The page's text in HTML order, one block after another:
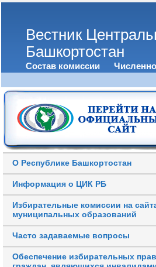
Вестник
Башкортостан
Состав комиссии
О Республике Башкортостан
Информация о ЦИК РБ
Избирательные комиссии на
муниципальных образований
Часто задаваемые вопросы
Обеспечение избирательных прав